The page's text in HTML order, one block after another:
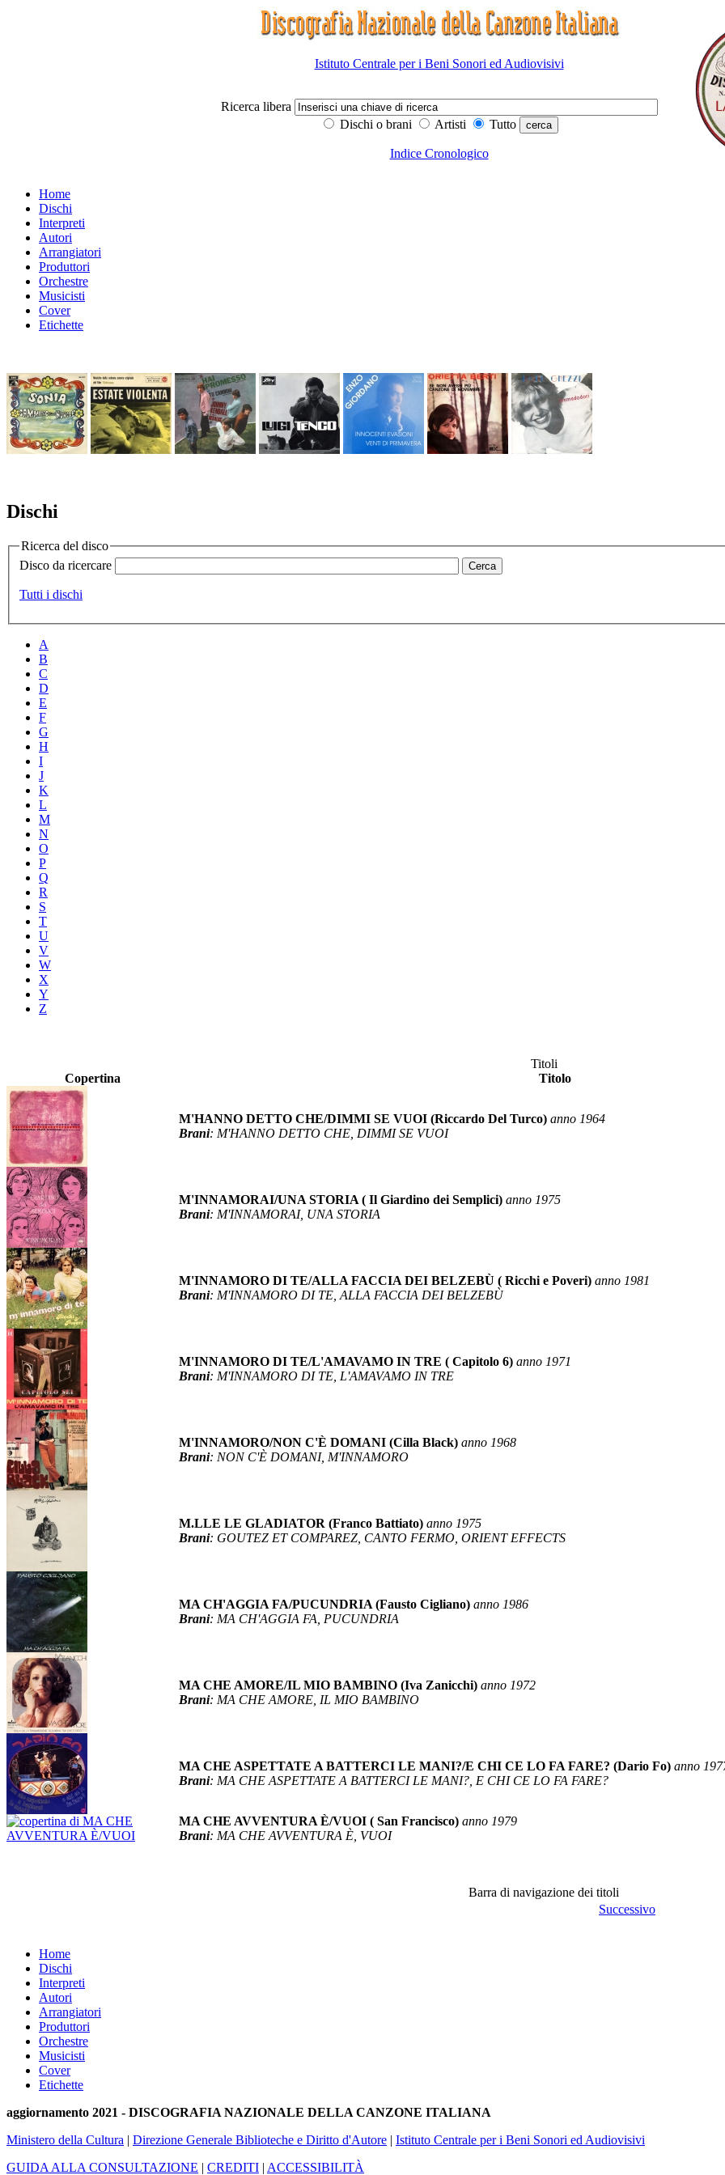
Istituto Centrale per i Beni Sonori ed Audiovisivi
Ricerca libera
Dischi o brani
Artisti Tutto
Indice Cronologico
Home
Dischi
Interpreti
Autori
Arrangiatori
Produttori
Orchestre
Musicisti
Cover
Etichette
Dischi
Ricerca del disco
Disco da ricercare
Tutti i dischi
A
B
C
D
E
F
G
H
I
J
K
L
M
N
O
P
Q
R
S
T
U
V
W
X
Y
Z
Titoli
Copertina
Titolo
M'HANNO DETTO CHE/DIMMI SE VUOI (Riccardo Del Turco) anno 1964
Brani: M'HANNO DETTO CHE, DIMMI SE VUOI
M'INNAMORAI/UNA STORIA ( Il Giardino dei Semplici) anno 1975
Brani: M'INNAMORAI, UNA STORIA
M'INNAMORO DI TE/ALLA FACCIA DEI BELZEBÙ ( Ricchi e Poveri) anno 1981
Brani: M'INNAMORO DI TE, ALLA FACCIA DEI BELZEBÙ
M'INNAMORO DI TE/L'AMAVAMO IN TRE ( Capitolo 6) anno 1971
Brani: M'INNAMORO DI TE, L'AMAVAMO IN TRE
M'INNAMORO/NON C'È DOMANI (Cilla Black) anno 1968
Brani: NON C'È DOMANI, M'INNAMORO
M.LLE LE GLADIATOR (Franco Battiato) anno 1975
Brani: GOUTEZ ET COMPAREZ, CANTO FERMO, ORIENT EFFECTS
MA CH'AGGIA FA/PUCUNDRIA (Fausto Cigliano) anno 1986
Brani: MA CH'AGGIA FA, PUCUNDRIA
MA CHE AMORE/IL MIO BAMBINO (Iva Zanicchi) anno 1972
Brani: MA CHE AMORE, IL MIO BAMBINO
MA CHE ASPETTATE A BATTERCI LE MANI?/E CHI CE LO FA FARE? (Dario Fo) anno
Brani: MA CHE ASPETTATE A BATTERCI LE MANI?, E CHI CE LO FA FARE?
MA CHE AVVENTURA È/VUOI ( San Francisco) anno 1979
Brani: MA CHE AVVENTURA È, VUOI
Barra di navigazione dei titoli
Successivo
Home
Dischi
Interpreti
Autori
Arrangiatori
Produttori
Orchestre
Musicisti
Cover
Etichette
aggiornamento 2021 - DISCOGRAFIA NAZIONALE DELLA CANZONE ITALIANA
Ministero della Cultura | Direzione Generale Biblioteche e Diritto d'Autore | Istituto Centrale per i Beni Sonori ed Audiovisivi
GUIDA ALLA CONSULTAZIONE | CREDITI | ACCESSIBILITÀ